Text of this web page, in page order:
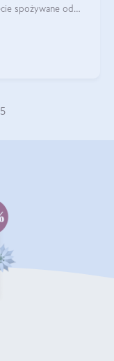
spożywane od
5